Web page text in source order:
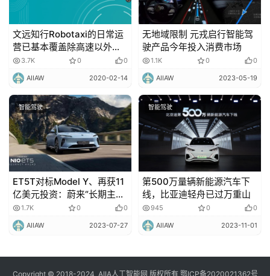
文远知行Robotaxi的日常运
营已基本覆盖除高速以外的
所有城市开放道路场景！
3.7K 0 0
AIIAW 2020-02-14
无地域限制 元戎启行智能驾
驶产品今年投入消费市场
1.1K 0 0
AIIAW 2023-05-19
智能驾驶
ET5T对标Model Y、再获11
亿美元投资：蔚来“长期主
义”的底气
1.7K 0 0
AIIAW 2023-07-27
智能驾驶
第500万量辆新能源汽车下
线，比亚迪轻舟已过万重山
945 0 0
AIIAW 2023-11-01
Copyright © 2018-2024 AIIA人工智能网 版权所有 鄂ICP备2020021362号